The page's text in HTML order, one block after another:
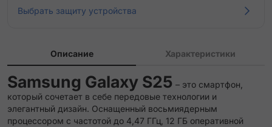
Выбрать защиту устройства
Описание Характеристики
Samsung Galaxy S25 – это смартфон,
который сочетает в себе передовые технологии и
элегантный дизайн. Оснащенный восьмиядерным
процессором с частотой до 4,47 ГГц, 12 ГБ оперативной